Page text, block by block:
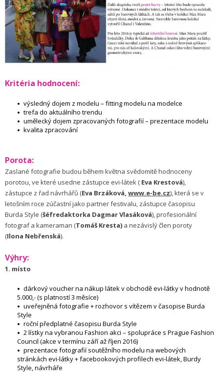
Kritéria hodnocení:
výsledný dojem z modelu – fitting modelu na modelce
trefa do aktuálního trendu
umělecký dojem zpracovaných fotografií – prezentace modelu
kvalita zpracování
Porota:
Zaslané fotografie budou během května svědomitě hodnoceny
porotou, ve které usedne zástupce evi-látek ( Eva Krestová),
zástupce z řad návrhářů (Eva Brzáková, www.e-be.cz), která se v
letošním roce zúčastní jako partner festivalu, zástupce časopisu
Burda Style (šéfredaktorka Dagmar Vlasáková), profesionální
fotograf a kameraman (Tomáš Kresta) a nezávislý člen poroty
(Ilona Nebřenská).
Výhry:
1. místo
dárkový voucher na nákup látek v obchodě evi-látky v hodnotě
5.000,- (s platností 3 měsíce)
uveřejněná fotografie + rozhovor s vítězem v časopise Burda
Style
roční předplatné časopisu Burda Style
2 lístky na vybranou Fashion akci – spolupráce s Prague Fashion
Council (akce v termínu září až říjen 2016)
prezentace fotografií soutěžního modelu na webových
stránkách evi-látky + facebookových profilech evi-látek, Burdy
Style, návrháře